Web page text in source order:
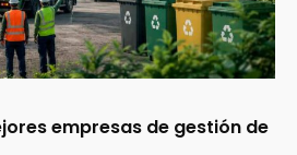
empresas de gestión de